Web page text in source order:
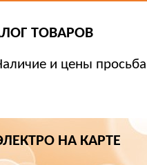
ТОВАРОВ
и цены просьба
НА КАРТЕ